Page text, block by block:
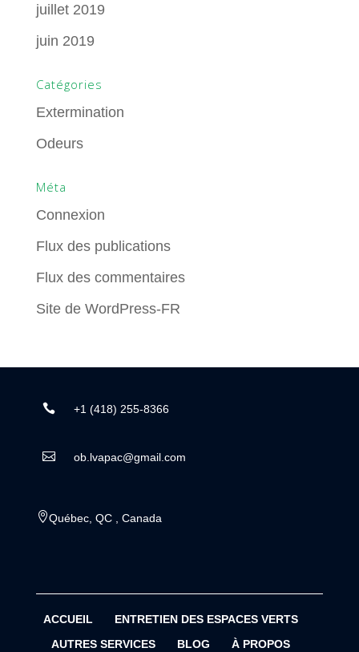
juillet 2019
juin 2019
Catégories
Extermination
Odeurs
Méta
Connexion
Flux des publications
Flux des commentaires
Site de WordPress-FR
 +1 (418) 255-8366
 ob.lvapac@gmail.com
Québec, QC , Canada
ACCUEIL
ENTRETIEN DES ESPACES VERTS
AUTRES SERVICES
BLOG À PROPOS